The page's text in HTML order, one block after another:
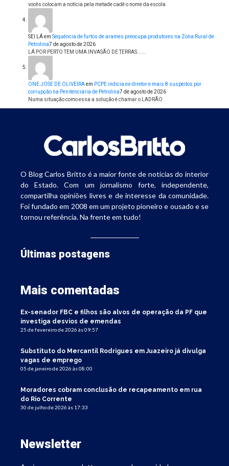
vocês colocam a notícia pela metade cadê o nome da escola
SEI LÁem Sequência de furtos de arames preocupa produtores na Zona Rural de
Petrolina7 de agosto de 2026
LÁ POR PERTO TEM UMA INVASÃO DE TERRAS......
ONE JOSE DE OLIVEIRAem PCPE indicia ex-diretor e mais 8 suspeitos por
corrupção na Penitenciária de Petrolina7 de agosto de 2026
Numa situação como essa a solução é chamar o LADRÃO
O Blog Carlos Britto é a maior fonte de notícias do interior
do Estado. Com um jornalismo forte, independente,
compartilha opiniões livres e de interesse da comunidade.
Foi fundado em 2008 em um projeto pioneiro e ousado e se
tornou referência. Na frente em tudo!
Últimas postagens
Mais comentadas
Ex-senador FBC e filhos são alvos de operação da PF que
investiga desvios de emendas
25 de fevereiro de 2026 às 09:57
Substituto do Mercantil Rodrigues em Juazeiro já divulga
vagas de emprego
05 de janeiro de 2026 às 08:00
Moradores cobram conclusão de recapeamento em rua
do Rio Corrente
30 de julho de 2026 às 17:33
Newsletter